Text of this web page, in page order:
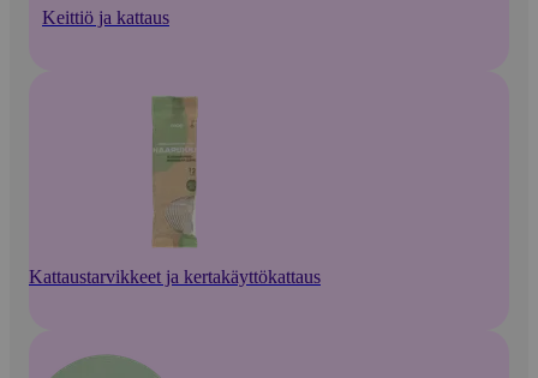
Keittiö ja kattaus
Kattaustarvikkeet ja kertakäyttökattaus